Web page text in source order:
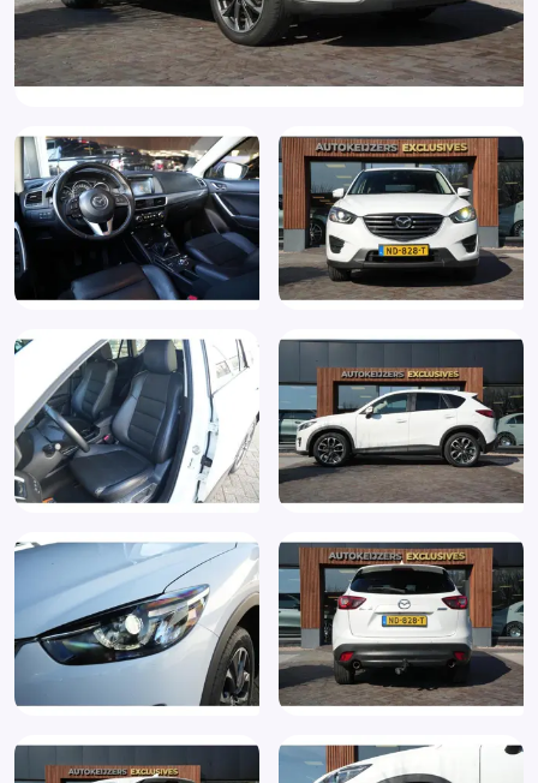
Hill hold functie
Hoofd airbag(s) achter
Hoofd airbag(s) voor
Keyless Go/ Entry
Keyless start
Koplampen adaptief
LED achterlichten
LED dagrijverlichting
Lederen versnellingspook
LED mistlampen
Lendesteunen (verstelbaar)
Mistlampen voor
Multimedia-voorbereiding
Optioneel leverbaar met ruime garantie, onderhoud en
inruil mogelijkheden
Parkeersensor voor en achter
Passagiersairbag
PDC
RDW-leges